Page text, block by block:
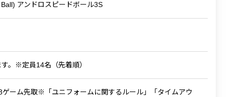
アンドロスピードボール3S
。※定員14名（先着順）
ゲーム先取※「ユニフォームに関するルール」「タイムアウ